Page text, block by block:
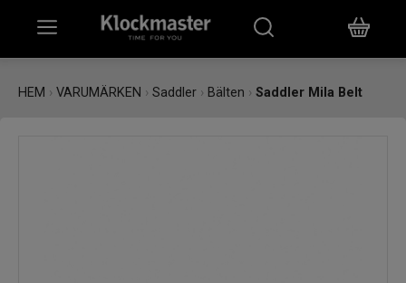
HEM › VARUMÄRKEN › Saddler › Bälten › Saddler Mila Belt